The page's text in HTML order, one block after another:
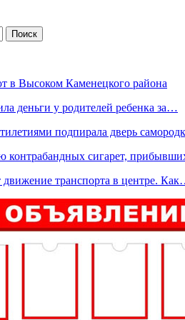
в Высоком Каменецкого района
деньги у родителей ребенка за…
подпирала дверь
контрабандных сигарет,
движение транспорта в центре.